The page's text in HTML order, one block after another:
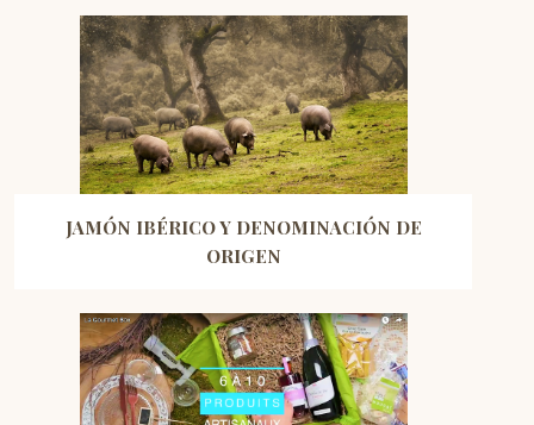
JAMÓN IBÉRICO Y DENOMINACIÓN DE
ORIGEN